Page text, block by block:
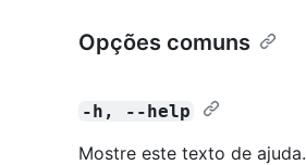
Opções comuns
-h, --help
Mostre este texto de ajuda.